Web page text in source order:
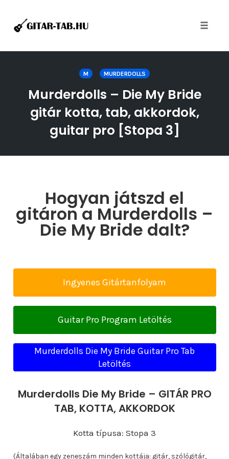
M MURDERDOLLS
Murderdolls – Die My Bride
gitár kotta, tab, akkordok,
guitar pro [Stopa 3]
Hogyan játszd el
gitáron a Murderdolls –
Die My Bride dalt?
Ingyenes Gitártanfolyam
Guitar Pro Program Letöltés
Murderdolls Die My Bride Guitar Pro Tab
Letöltés
Murderdolls Die My Bride – GITÁR PRO
TAB, KOTTA, AKKORDOK
Kotta típusa: Stopa 3
(Általában egy zeneszám minden kottája: gitár, szólógitár,